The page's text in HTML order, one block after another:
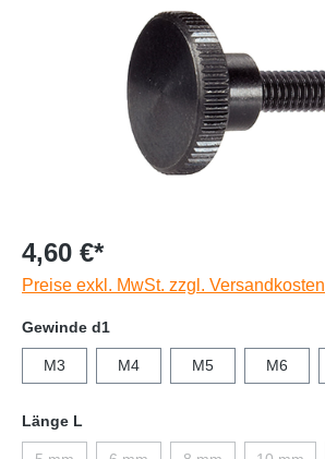
4,60 €*
Preise exkl. MwSt. zzgl. Versandkosten
Gewinde d1
M3 M4 M5 M6
Länge L